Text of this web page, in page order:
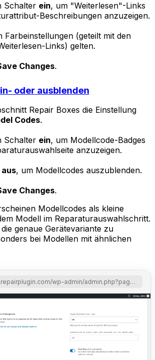
Schalter ein, um "Weiterlesen"-Links
Beschreibungen anzuzeigen.
Farbeinstellungen (geteilt mit den
Links) gelten.
Changes.
oder ausblenden
Repair Boxes die Einstellung
Codes.
Schalter ein, um Modellcode-Badges
anzuzeigen.
aus, um Modellcodes auszublenden.
Changes.
Modellcodes als kleine
Modell im Reparaturauswahlschritt.
genaue Gerätevariante zu
bei Modellen mit ähnlichen
https://www.repairplugin.com/wp-admin/admin.php?page=wp_repair_settings&section=styling